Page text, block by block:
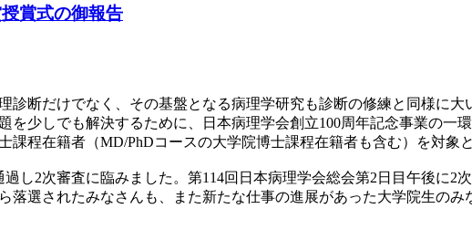
賞式の御報告
診断だけでなく、その基盤となる病理学研究も診断の修練と同様に
を少しでも解決するために、日本病理学会創立100周年記念事業の一
課程在籍者（MD/PhDコースの大学院博士課程在籍者も含む）を対象
し2次審査に臨みました。第114回日本病理学会総会第2日目午後に2
落選されたみなさんも、また新たな仕事の進展があった大学院生の